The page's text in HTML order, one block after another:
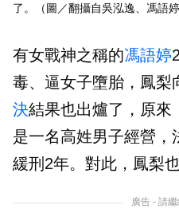
了。（圖／翻攝自吳泓逸、馮語婷
有女戰神之稱的馮語婷
毒、逼女子墮胎，鳳梨
決結果也出爐了，原來
是一名高姓男子經營，
緩刑2年。對此，鳳梨
廣告 - 請